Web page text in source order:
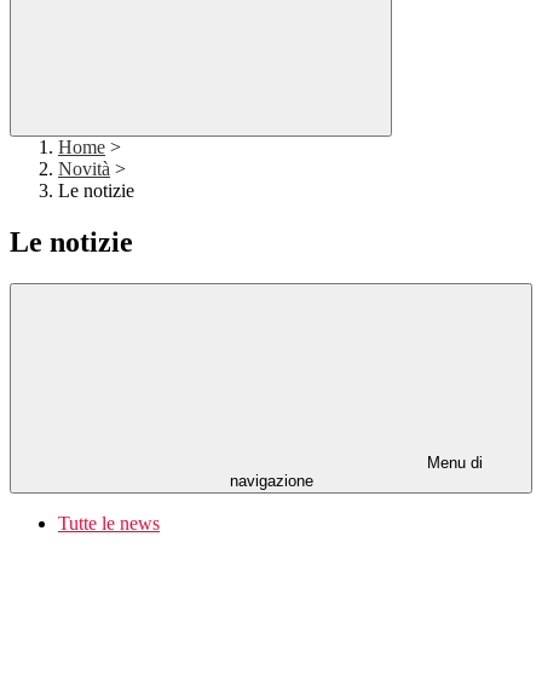
Home >
Novità >
Le notizie
Le notizie
Menu di
navigazione
Tutte le news